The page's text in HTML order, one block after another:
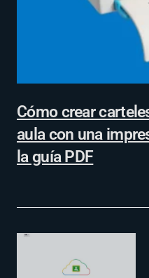
Cómo crear
aula con una
la guía PDF